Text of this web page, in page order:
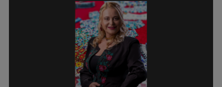
MINORITĂȚI ÎN LIMBA MAGHIARĂ
„Minorități în limba maghiară” este o emisiune ...